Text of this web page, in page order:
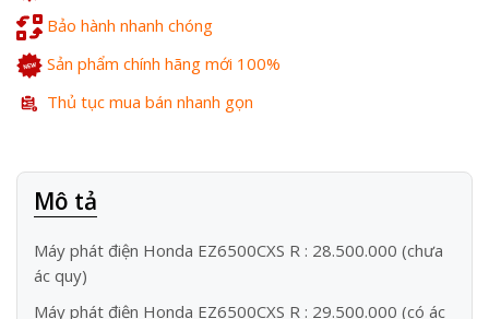
Bảo hành nhanh chóng
Sản phẩm chính hãng mới 100%
Thủ tục mua bán nhanh gọn
Mô tả
Máy phát điện Honda EZ6500CXS R : 28.500.000 (chưa
ác quy)
Máy phát điện Honda EZ6500CXS R : 29.500.000 (có ác